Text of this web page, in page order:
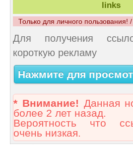
links
Только для личного пользования!
Для получения
короткую рекламу
Нажмите для
* Внимание! Данная
более 2 лет назад.
Вероятность что
очень низкая.